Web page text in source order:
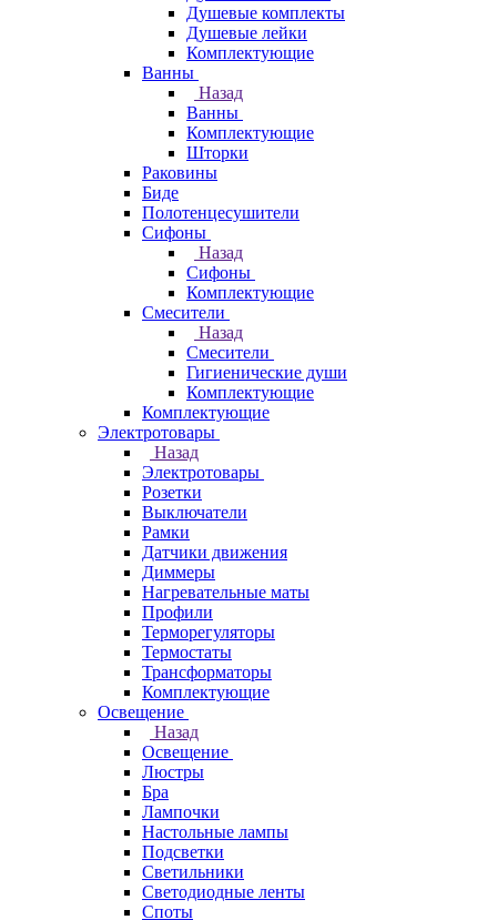
Душевые комплекты
Душевые лейки
Комплектующие
Ванны
Назад
Ванны
Комплектующие
Шторки
Раковины
Биде
Полотенцесушители
Сифоны
Назад
Сифоны
Комплектующие
Смесители
Назад
Смесители
Гигиенические души
Комплектующие
Комплектующие
Электротовары
Назад
Электротовары
Розетки
Выключатели
Рамки
Датчики движения
Диммеры
Нагревательные маты
Профили
Терморегуляторы
Термостаты
Трансформаторы
Комплектующие
Освещение
Назад
Освещение
Люстры
Бра
Лампочки
Настольные лампы
Подсветки
Светильники
Светодиодные ленты
Споты